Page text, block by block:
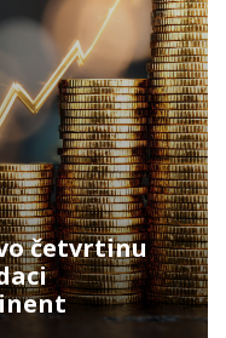
četvrtinu